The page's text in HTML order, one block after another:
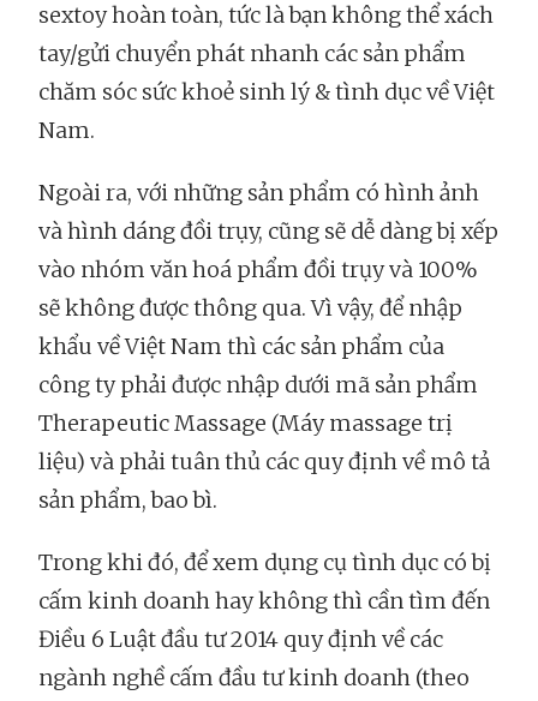
sextoy hoàn toàn, tức là bạn không thể xách
tay/gửi chuyển phát nhanh các sản phẩm
chăm sóc sức khoẻ sinh lý & tình dục về Việt
Nam.
Ngoài ra, với những sản phẩm có hình ảnh
và hình dáng đồi trụy, cũng sẽ dễ dàng bị xếp
vào nhóm văn hoá phẩm đồi trụy và 100%
sẽ không được thông qua. Vì vậy, để nhập
khẩu về Việt Nam thì các sản phẩm của
công ty phải được nhập dưới mã sản phẩm
Therapeutic Massage (Máy massage trị
liệu) và phải tuân thủ các quy định về mô tả
sản phẩm, bao bì.
Trong khi đó, để xem dụng cụ tình dục có bị
cấm kinh doanh hay không thì cần tìm đến
Điều 6 Luật đầu tư 2014 quy định về các
ngành nghề cấm đầu tư kinh doanh (theo